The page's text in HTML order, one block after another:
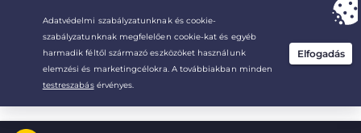
Your choice:The Best Deal for 2.1666666666667-years at $
/month